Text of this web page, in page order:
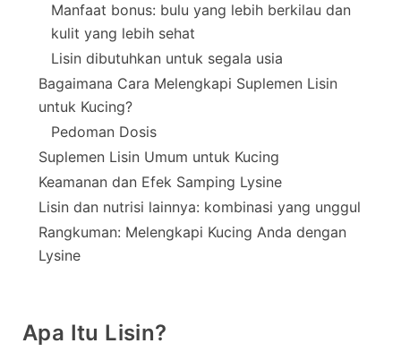
Manfaat bonus: bulu yang lebih berkilau dan
kulit yang lebih sehat
Lisin dibutuhkan untuk segala usia
Bagaimana Cara Melengkapi Suplemen Lisin
untuk Kucing?
Pedoman Dosis
Suplemen Lisin Umum untuk Kucing
Keamanan dan Efek Samping Lysine
Lisin dan nutrisi lainnya: kombinasi yang unggul
Rangkuman: Melengkapi Kucing Anda dengan
Lysine
Apa Itu Lisin?